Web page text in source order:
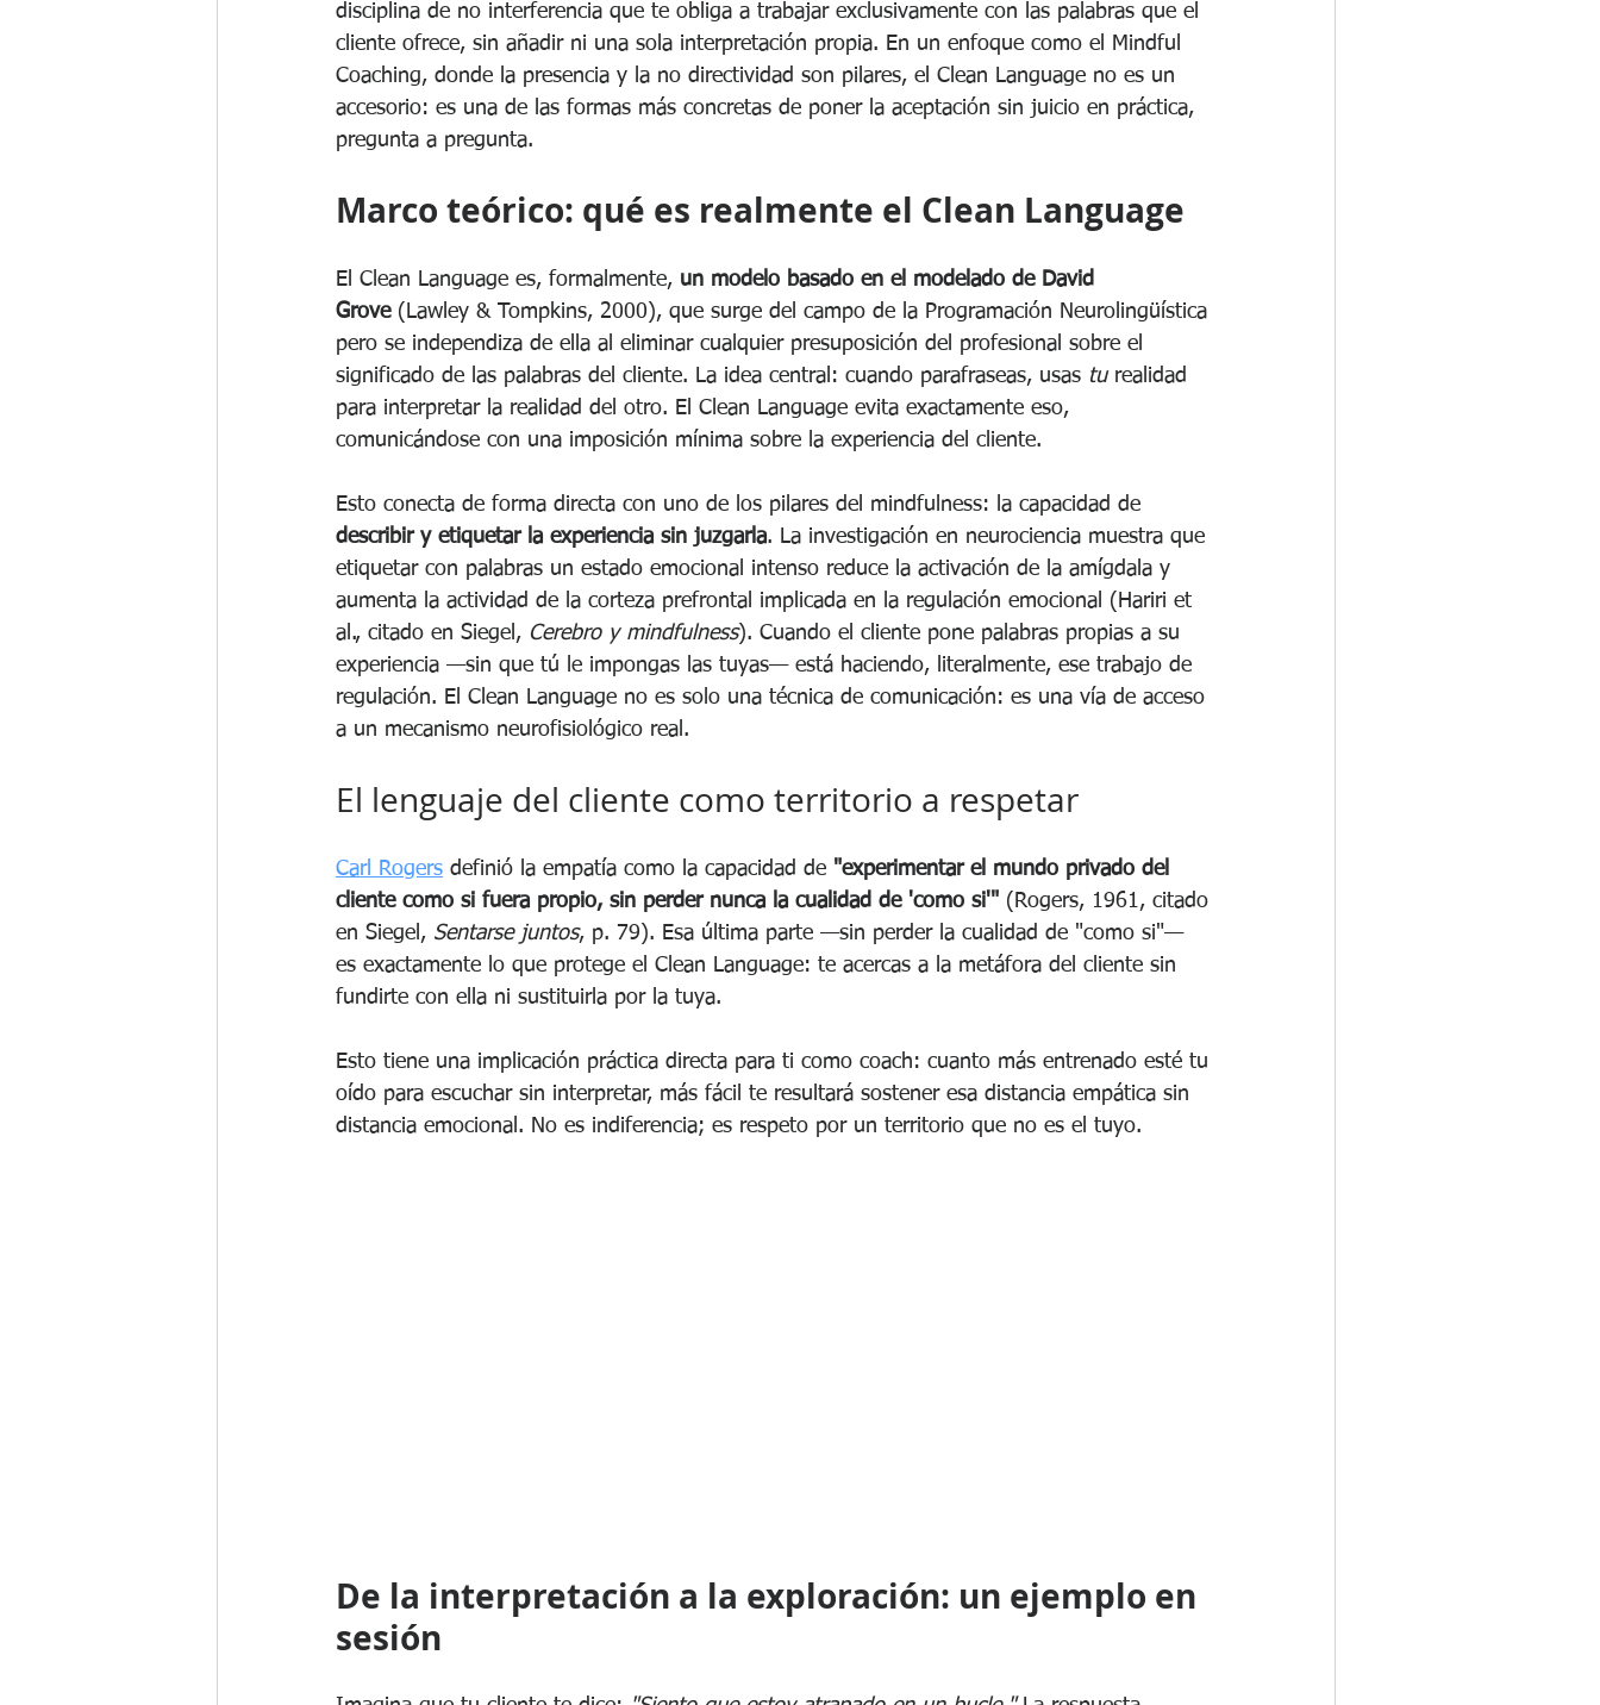
disciplina de no interferencia que te obliga a trabajar exclusivamente con las palabras que el
cliente ofrece, sin añadir ni una sola interpretación propia. En un enfoque como el Mindful
Coaching, donde la presencia y la no directividad son pilares, el Clean Language no es un
accesorio: es una de las formas más concretas de poner la aceptación sin juicio en práctica,
pregunta a pregunta.
Marco teórico: qué es realmente el Clean Language
El Clean Language es, formalmente, un modelo basado en el modelado de David
Grove (Lawley & Tompkins, 2000), que surge del campo de la Programación Neurolingüística
pero se independiza de ella al eliminar cualquier presuposición del profesional sobre el
significado de las palabras del cliente. La idea central: cuando parafraseas, usas tu realidad
para interpretar la realidad del otro. El Clean Language evita exactamente eso,
comunicándose con una imposición mínima sobre la experiencia del cliente.
Esto conecta de forma directa con uno de los pilares del mindfulness: la capacidad de
describir y etiquetar la experiencia sin juzgarla. La investigación en neurociencia muestra que
etiquetar con palabras un estado emocional intenso reduce la activación de la amígdala y
aumenta la actividad de la corteza prefrontal implicada en la regulación emocional (Hariri et
al., citado en Siegel, Cerebro y mindfulness). Cuando el cliente pone palabras propias a su
experiencia —sin que tú le impongas las tuyas— está haciendo, literalmente, ese trabajo de
regulación. El Clean Language no es solo una técnica de comunicación: es una vía de acceso
a un mecanismo neurofisiológico real.
El lenguaje del cliente como territorio a respetar
Carl Rogers definió la empatía como la capacidad de "experimentar el mundo privado del
cliente como si fuera propio, sin perder nunca la cualidad de 'como si'" (Rogers, 1961, citado
en Siegel, Sentarse juntos, p. 79). Esa última parte —sin perder la cualidad de "como si"—
es exactamente lo que protege el Clean Language: te acercas a la metáfora del cliente sin
fundirte con ella ni sustituirla por la tuya.
Esto tiene una implicación práctica directa para ti como coach: cuanto más entrenado esté tu
oído para escuchar sin interpretar, más fácil te resultará sostener esa distancia empática sin
distancia emocional. No es indiferencia; es respeto por un territorio que no es el tuyo.
De la interpretación a la exploración: un ejemplo en
sesión